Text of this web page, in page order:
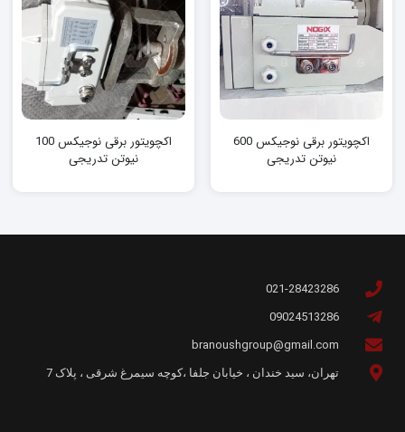
اکچویتور برقی نوجیکس 600
نیوتن‌ تدریجی
اکچویتور برقی نوجیکس 100
نیوتن‌ تدریجی
021-28423286
09024513286
branoushgroup@gmail.com
تهران، سید خندان ، خیابان جلفا ،کوچه سیمرغ شرقی ، پلاک 7